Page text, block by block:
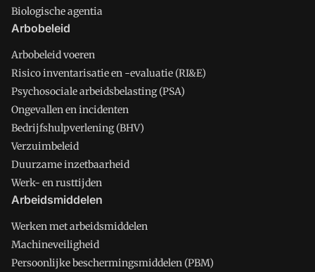
Biologische agentia
Arbobeleid
Arbobeleid voeren
Risico inventarisatie en -evaluatie (RI&E)
Psychosociale arbeidsbelasting (PSA)
Ongevallen en incidenten
Bedrijfshulpverlening (BHV)
Verzuimbeleid
Duurzame inzetbaarheid
Werk- en rusttijden
Arbeidsmiddelen
Werken met arbeidsmiddelen
Machineveiligheid
Persoonlijke beschermingsmiddelen (PBM)